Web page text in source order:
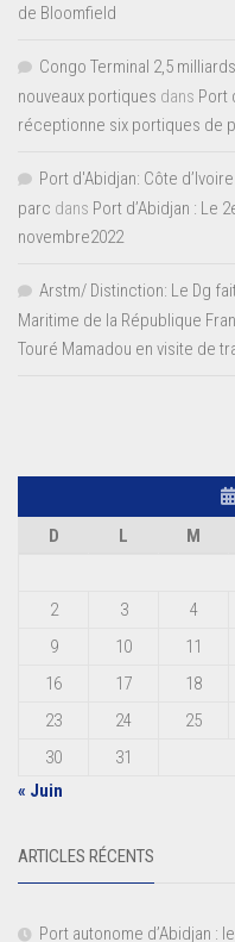
de Bloomfield
Congo Terminal 2,5
nouveaux portiques dans Port
réceptionne six portiques de
Port d'Abidjan: Côte
parc dans Port d’Abidjan : Le
novembre2022
Arstm/ Distinction: Le Dg
Maritime de la République
Touré Mamadou en visite de
D
L M
2
3 4
9
10 11
16
17 18
23
24 25
30
31
« Juin
ARTICLES RÉCENTS
Port autonome d’Abidjan :